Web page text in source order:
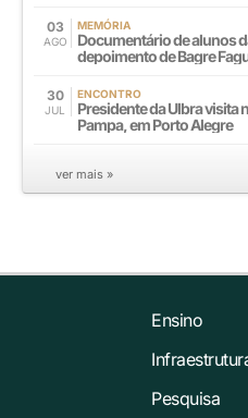
03
AGO
MEMÓRIA
Documentário de alunos
depoimento de Bagre
30
JUL
ENCONTRO
Presidente da Ulbra visita
Pampa, em Porto Alegre
ver mais »
Ensino
Pesquisa